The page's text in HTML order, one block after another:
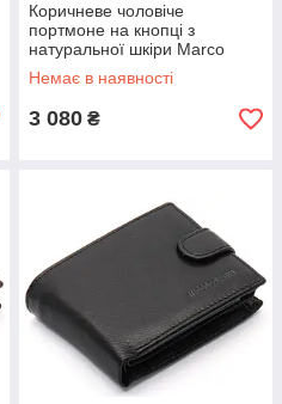
Коричневе чоловіче
портмоне на кнопці з
натуральної шкіри Marco
Coverna B047-801
Немає в наявності
3 080 ₴